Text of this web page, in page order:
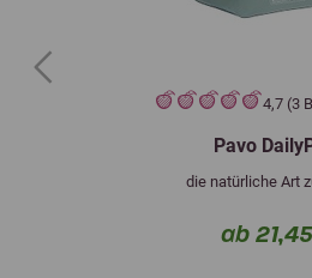
4,7 (3
Pavo
die natürliche Art
ab
Previous